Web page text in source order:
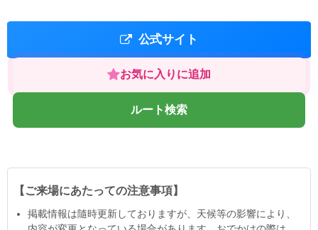
公式サイト
お気に入りに追加
ルート検索
【ご来場にあたっての注意事項】
掲載情報は隨時更新しておりますが、天候等の影響により、